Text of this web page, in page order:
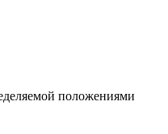
положениями